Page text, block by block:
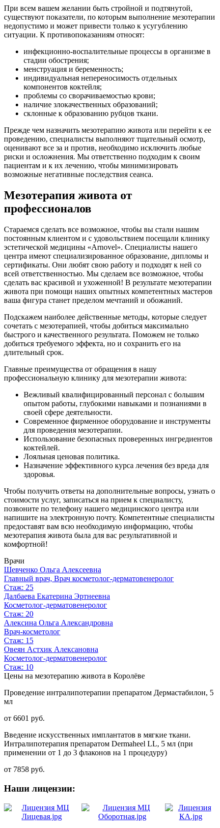
При всем вашем желании быть стройной и подтянутой,
существуют показатели, по которым выполнение мезотерапии
недопустимо и может привести только к усугублению
ситуации. К противопоказаниям относят:
инфекционно-воспалительные процессы в организме в
стадии обострения;
менструация и беременность;
индивидуальная непереносимость отдельных
компонентов коктейля;
проблемы со сворачиваемостью крови;
наличие злокачественных образований;
склонные к образованию рубцов ткани.
Прежде чем назначить мезотерапию живота или перейти к ее
проведению, специалисты выполняют тщательный осмотр,
оценивают все за и против, необходимо исключить любые
риски и осложнения. Мы ответственно подходим к своим
пациентам и к их лечению, чтобы минимизировать
возможные негативные последствия сеанса.
Мезотерапия живота от
профессионалов
Стараемся сделать все возможное, чтобы вы стали нашим
постоянным клиентом и с удовольствием посещали клинику
эстетической медицины «Arnovel». Специалисты нашего
центра имеют специализированное образование, дипломы и
сертификаты. Они любят свою работу и подходят к ней со
всей ответственностью. Мы сделаем все возможное, чтобы
сделать вас красивой и ухоженной! В результате мезотерапии
живота при помощи наших опытных компетентных мастеров
ваша фигура станет пределом мечтаний и обожаний.
Подскажем наиболее действенные методы, которые следует
сочетать с мезотерапией, чтобы добиться максимально
быстрого и качественного результата. Поможем не только
добиться требуемого эффекта, но и сохранить его на
длительный срок.
Главные преимущества от обращения в нашу
профессиональную клинику для мезотерапии живота:
Вежливый квалифицированный персонал с большим
опытом работы, глубокими навыками и познаниями в
своей сфере деятельности.
Современное фирменное оборудование и инструменты
для проведения мезотерапии.
Использование безопасных проверенных ингредиентов
коктейлей.
Лояльная ценовая политика.
Назначение эффективного курса лечения без вреда для
здоровья.
Чтобы получить ответы на дополнительные вопросы, узнать о
стоимости услуг, записаться на прием к специалисту,
позвоните по телефону нашего медицинского центра или
напишите на электронную почту. Компетентные специалисты
предоставят вам всю необходимую информацию, чтобы
мезотерапия живота была для вас результативной и
комфортной!
Врачи
Шевченко Ольга Алексеевна
Главный врач, Врач косметолог-дерматовенеролог
Стаж: 25
Далбаева Екатерина Эртнеевна
Косметолог-дерматовенеролог
Стаж: 20
Алексина Ольга Александровна
Врач-косметолог
Стаж: 15
Овеян Астхик Алексановна
Косметолог-дерматовенеролог
Стаж: 10
Цены на мезотерапию живота в Королёве
Проведение интралипотерапии препаратом Дермастабилон, 5
мл
от 6601 руб.
Введение искусственных имплантатов в мягкие ткани.
Интралипотерапия препаратом Dermaheel LL, 5 мл (при
применении от 1 до 3 флаконов на 1 процедуру)
от 7858 руб.
Наши лицензии: